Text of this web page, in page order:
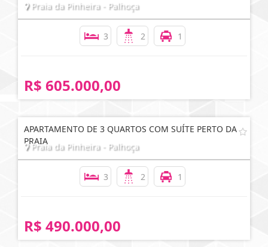
Praia da Pinheira - Palhoça
3 2 1
R$ 605.000,00
APARTAMENTO DE 3 QUARTOS COM SUÍTE PERTO DA
PRAIA
Praia da Pinheira - Palhoça
3 2 1
R$ 490.000,00